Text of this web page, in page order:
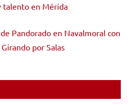
talento en Mérida
Pandorado en Navalmoral con
por Salas